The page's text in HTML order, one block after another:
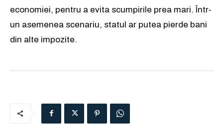
economiei, pentru a evita scumpirile prea mari. Într-
un asemenea scenariu, statul ar putea pierde bani
din alte impozite.